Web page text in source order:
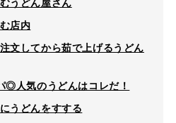
うどん屋さん
店内
文してから茹で上げるうどん
◎人気のうどんはコレだ！
うどんをすする